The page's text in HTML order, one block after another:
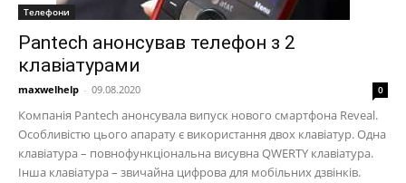
Телефони
Pantech анонсував телефон з 2
клавіатурами
maxwelhelp - 09.08.2020 0
Компанія Pantech анонсувала випуск нового смартфона Reveal.
Особливістю цього апарату є використання двох клавіатур. Одна
клавіатура – повнофункціональна висувна QWERTY клавіатура.
Інша клавіатура – звичайна цифрова для мобільних дзвінків.